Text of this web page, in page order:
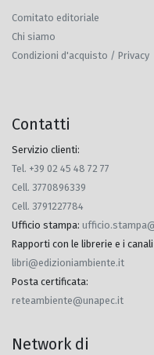
Comitato editoriale
Chi siamo
Condizioni d'acquisto / Privacy
Contatti
Servizio clienti:
Tel. +39 02 45 48 72 77
Cell. 3770896339
Cell. 3791227784
Ufficio stampa:
Rapporti con le librerie e i
libri@edizioniambiente.it
Posta certificata:
reteambiente@unapec.it
Network di